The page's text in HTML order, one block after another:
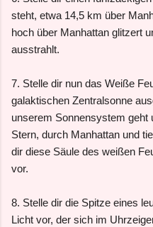
steht, etwa 14,5 km über
hoch über Manhattan glitzert
ausstrahlt.
7. Stelle dir nun das Weiße
galaktischen Zentralsonne
unserem Sonnensystem geht
Stern, durch Manhattan und
dir diese Säule des weißen
vor.
8. Stelle dir die Spitze eines
Licht vor, der sich im